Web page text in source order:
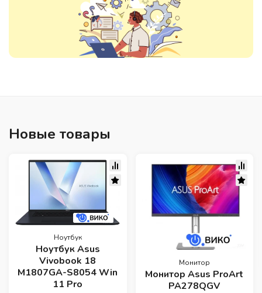
Новые товары
Ноутбук
Ноутбук Asus
Vivobook 18
M1807GA-S8054 Win
11 Pro
Монитор
Монитор Asus ProArt
PA278QGV